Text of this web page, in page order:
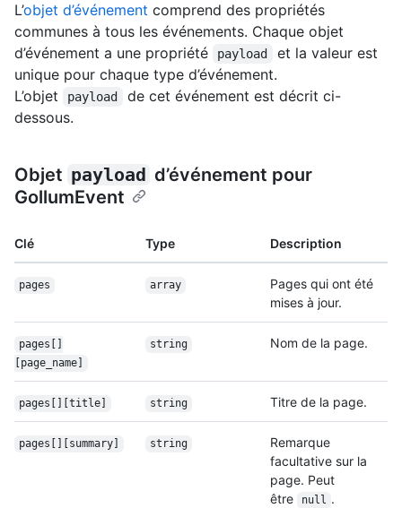
L’objet d’événement comprend des propriétés
communes à tous les événements. Chaque objet
d’événement a une propriété
payload
et la valeur est
unique pour chaque type d’événement.
L’objet
payload
de cet événement est décrit ci-
dessous.
Objet payload d’événement pour
GollumEvent
Clé Type Description
pages array
Pages qui ont été
mises à jour.
pages[]
[page_name]
string Nom de la page.
pages[][title] string Titre de la page.
pages[][summary] string
Remarque
facultative sur la
page. Peut
être
null .